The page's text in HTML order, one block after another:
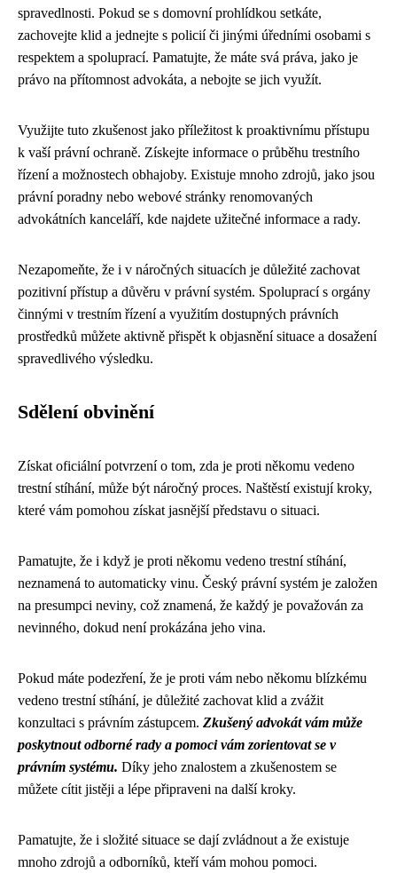
spravedlnosti. Pokud se s domovní prohlídkou setkáte,
zachovejte klid a jednejte s policií či jinými úředními osobami s
respektem a spoluprací. Pamatujte, že máte svá práva, jako je
právo na přítomnost advokáta, a nebojte se jich využít.
Využijte tuto zkušenost jako příležitost k proaktivnímu přístupu
k vaší právní ochraně. Získejte informace o průběhu trestního
řízení a možnostech obhajoby. Existuje mnoho zdrojů, jako jsou
právní poradny nebo webové stránky renomovaných
advokátních kanceláří, kde najdete užitečné informace a rady.
Nezapomeňte, že i v náročných situacích je důležité zachovat
pozitivní přístup a důvěru v právní systém. Spoluprací s orgány
činnými v trestním řízení a využitím dostupných právních
prostředků můžete aktivně přispět k objasnění situace a dosažení
spravedlivého výsledku.
Sdělení obvinění
Získat oficiální potvrzení o tom, zda je proti někomu vedeno
trestní stíhání, může být náročný proces. Naštěstí existují kroky,
které vám pomohou získat jasnější představu o situaci.
Pamatujte, že i když je proti někomu vedeno trestní stíhání,
neznamená to automaticky vinu. Český právní systém je založen
na presumpci neviny, což znamená, že každý je považován za
nevinného, dokud není prokázána jeho vina.
Pokud máte podezření, že je proti vám nebo někomu blízkému
vedeno trestní stíhání, je důležité zachovat klid a zvážit
konzultaci s právním zástupcem. Zkušený advokát vám může
poskytnout odborné rady a pomoci vám zorientovat se v
právním systému. Díky jeho znalostem a zkušenostem se
můžete cítit jistěji a lépe připraveni na další kroky.
Pamatujte, že i složité situace se dají zvládnout a že existuje
mnoho zdrojů a odborníků, kteří vám mohou pomoci.